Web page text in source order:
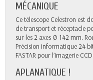
MÉCANIQUE
Ce télescope Celestron est
de transport et réceptacle
sur les 2 axes Ø 142 mm.
Précision informatique 24
FASTAR pour l’imagerie
APLANATIQUE !